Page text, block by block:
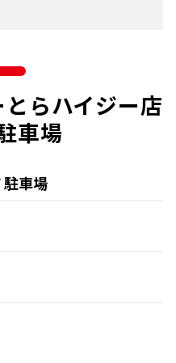
らハイジー店
車場
駐車場